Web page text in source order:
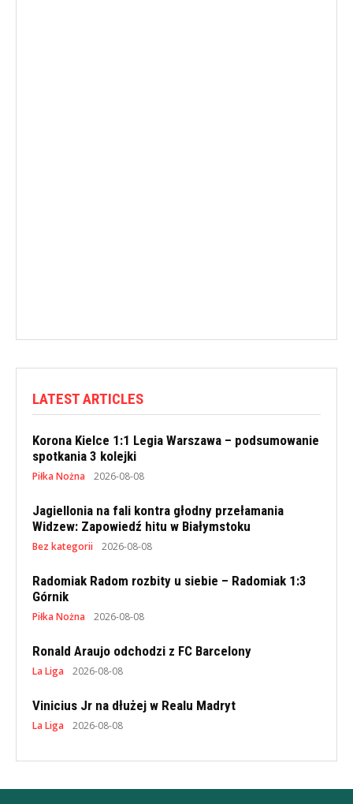
LATEST ARTICLES
Korona Kielce 1:1 Legia Warszawa – podsumowanie
spotkania 3 kolejki
Piłka Nożna 2026-08-08
Jagiellonia na fali kontra głodny przełamania
Widzew: Zapowiedź hitu w Białymstoku
Bez kategorii 2026-08-08
Radomiak Radom rozbity u siebie – Radomiak 1:3
Górnik
Piłka Nożna 2026-08-08
Ronald Araujo odchodzi z FC Barcelony
La Liga 2026-08-08
Vinicius Jr na dłużej w Realu Madryt
La Liga 2026-08-08